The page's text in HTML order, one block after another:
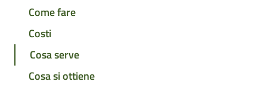
Come fare
Costi
Cosa serve
Cosa si ottiene